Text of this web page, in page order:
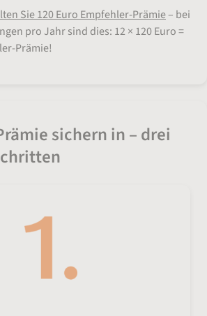
Sie 120 Euro Empfehler-Prämie– bei
pro Jahr sind dies: 12 × 120 Euro =
Prämie!
sichern in – drei